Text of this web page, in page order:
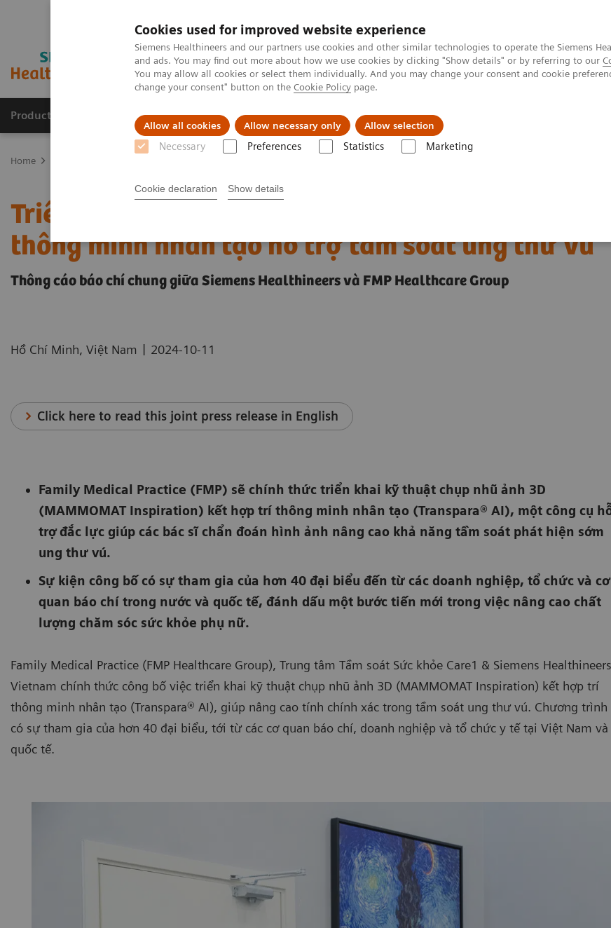
Cookies used for improved website experience
Siemens Healthineers and our partners use cookies and other similar technologies to operate the Siemens
and ads. You may find out more about how we use cookies by clicking "Show details" or by referring to our
You may allow all cookies or select them individually. And you may change your consent and cookie
change your consent" button on the Cookie Policy page.
Allow all cookies Allow necessary only Allow selection
Necessary Preferences Statistics Marketing
Cookie declaration Show details
Products & Services Support & Documentation Insights
Home
Triển khai Kỹ thuật Chụp nhũ ảnh 3D kết hợp Trí
thông minh nhân tạo hỗ trợ tầm soát ung thư vú
Thông cáo báo chí chung giữa Siemens Healthineers và FMP Healthcare Group
Hồ Chí Minh, Việt Nam | 2024-10-11
Click here to read this joint press release in English
Family Medical Practice (FMP) sẽ chính thức triển khai kỹ thuật chụp nhũ ảnh 3D
(MAMMOMAT Inspiration) kết hợp trí thông minh nhân tạo (Transpara® AI), một công cụ
trợ đắc lực giúp các bác sĩ chẩn đoán hình ảnh nâng cao khả năng tầm soát phát hiện sớm
ung thư vú.
Sự kiện công bố có sự tham gia của hơn 40 đại biểu đến từ các doanh nghiệp, tổ chức và cơ
quan báo chí trong nước và quốc tế, đánh dấu một bước tiến mới trong việc nâng cao chất
lượng chăm sóc sức khỏe phụ nữ.
Family Medical Practice (FMP Healthcare Group), Trung tâm Tầm soát Sức khỏe Care1 & Siemens Healthineers
Vietnam chính thức công bố việc triển khai kỹ thuật chụp nhũ ảnh 3D (MAMMOMAT Inspiration) kết hợp trí
thông minh nhân tạo (Transpara® AI), giúp nâng cao tính chính xác trong tầm soát ung thư vú. Chương trình
có sự tham gia của hơn 40 đại biểu, tới từ các cơ quan báo chí, doanh nghiệp và tổ chức y tế tại Việt Nam và
quốc tế.